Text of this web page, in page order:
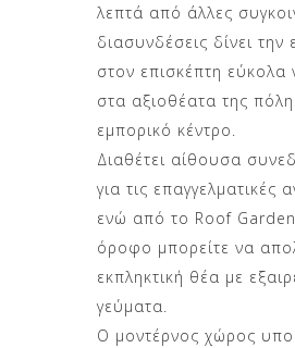
λεπτά από άλλες
διασυνδέσεις δίνει την
στον επισκέπτη εύκολα
στα αξιοθέατα της
εμπορικό κέντρο.
Διαθέτει αίθουσα
για τις επαγγελματικές
ενώ από το Roof
όροφο μπορείτε να
εκπληκτική θέα με
γεύματα.
Ο μοντέρνος χώρος